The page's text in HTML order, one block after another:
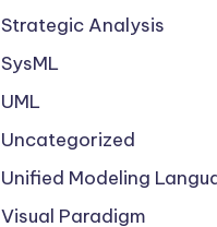
Strategic Analysis
SysML
UML
Uncategorized
Unified Modeling
Visual Paradigm